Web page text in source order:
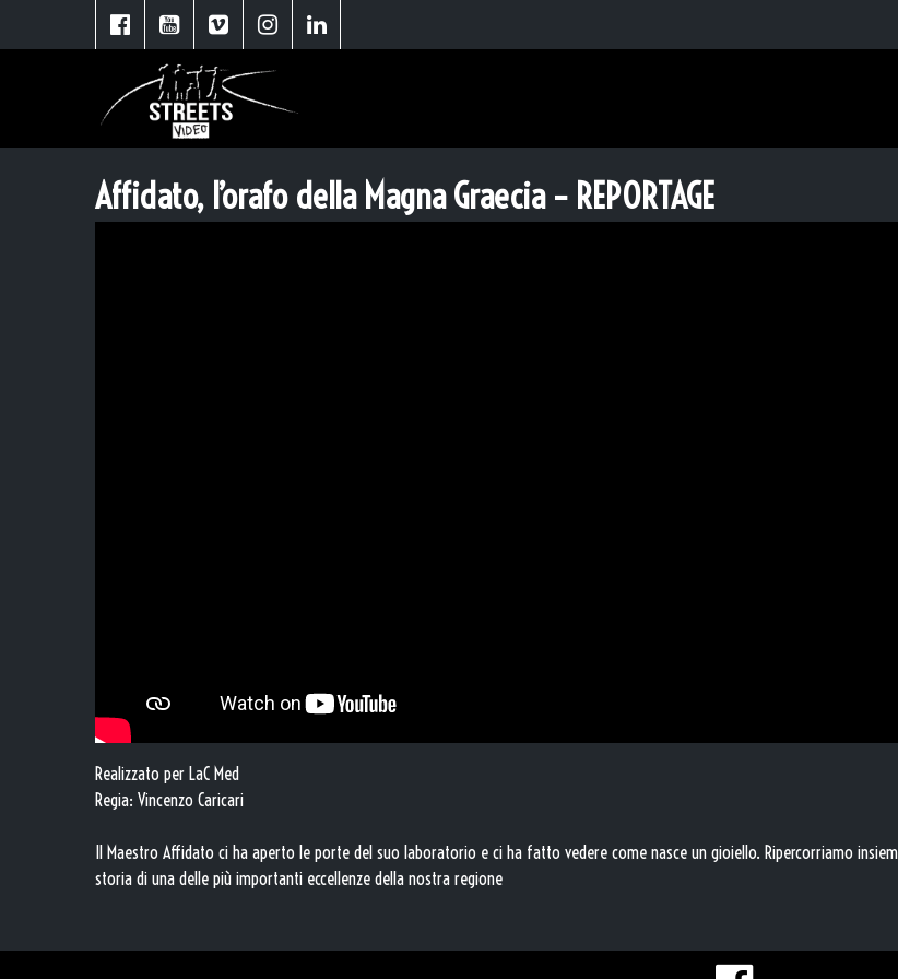
Affidato, l’orafo della Magna Graecia – REPORTAGE
Realizzato per LaC Med
Regia: Vincenzo Caricari
Il Maestro Affidato ci ha aperto le porte del suo laboratorio e ci ha fatto vedere come nasce un gioiello. Ripercorriamo
storia di una delle più importanti eccellenze della nostra regione